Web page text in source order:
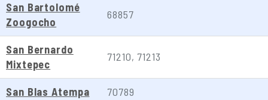
San Bartolomé
Zoogocho
68857
San Bernardo
Mixtepec
71210, 71213
San Blas Atempa 70789